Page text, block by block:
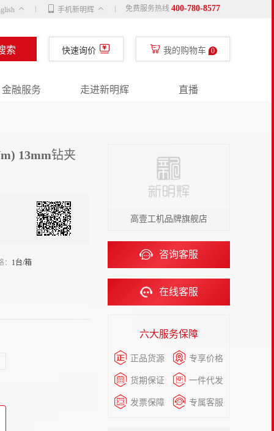
手机新明辉 免费服务热线 400-780-8577
索 快速询价 我的购物车 0
金融服务 走进新明辉 直播
13mm钻夹
1台/箱
高壹工机品牌旗舰店
咨询客服
在线客服
六大服务保障
正品货源 专享价格
货期保证 一件代发
发票保障 专属客服